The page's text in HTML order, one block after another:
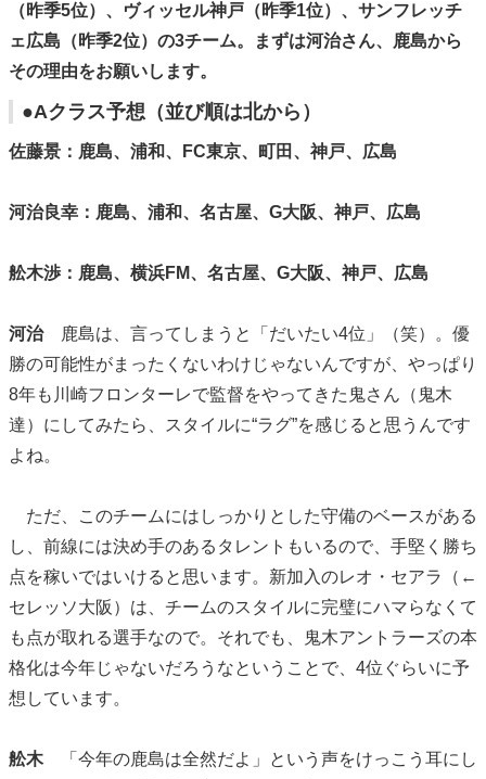
（昨季5位）、ヴィッセル神戸（昨季1位）、サンフレッチ
ェ広島（昨季2位）の3チーム。まずは河治さん、鹿島から
その理由をお願いします。
●Aクラス予想（並び順は北から）
佐藤景：鹿島、浦和、FC東京、町田、神戸、広島
河治良幸：鹿島、浦和、名古屋、G大阪、神戸、広島
舩木渉：鹿島、横浜FM、名古屋、G大阪、神戸、広島
河治鹿島は、言ってしまうと「だいたい4位」（笑）。優
勝の可能性がまったくないわけじゃないんですが、やっぱり
8年も川崎フロンターレで監督をやってきた鬼さん（鬼木
達）にしてみたら、スタイルに“ラグ”を感じると思うんです
よね。
ただ、このチームにはしっかりとした守備のベースがある
し、前線には決め手のあるタレントもいるので、手堅く勝ち
点を稼いではいけると思います。新加入のレオ・セアラ（←
セレッソ大阪）は、チームのスタイルに完璧にハマらなくて
も点が取れる選手なので。それでも、鬼木アントラーズの本
格化は今年じゃないだろうなということで、4位ぐらいに予
想しています。
舩木「今年の鹿島は全然だよ」という声をけっこう耳にし